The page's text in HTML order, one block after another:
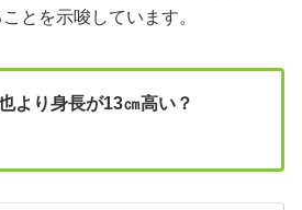
とを示唆しています。
より身長が13㎝高い？